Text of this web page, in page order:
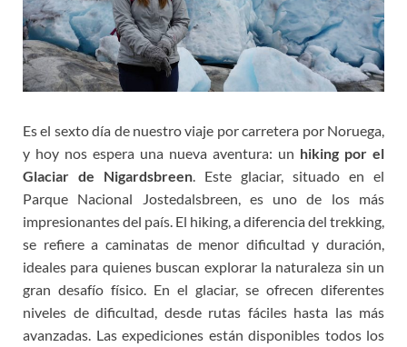
Es el sexto día de nuestro viaje por carretera por Noruega,
y hoy nos espera una nueva aventura: un hiking por el
Glaciar de Nigardsbreen . Este glaciar, situado en el
Parque Nacional Jostedalsbreen, es uno de los más
impresionantes del país. El hiking, a diferencia del trekking,
se refiere a caminatas de menor dificultad y duración,
ideales para quienes buscan explorar la naturaleza sin un
gran desafío físico. En el glaciar, se ofrecen diferentes
niveles de dificultad, desde rutas fáciles hasta las más
avanzadas. Las expediciones están disponibles todos los